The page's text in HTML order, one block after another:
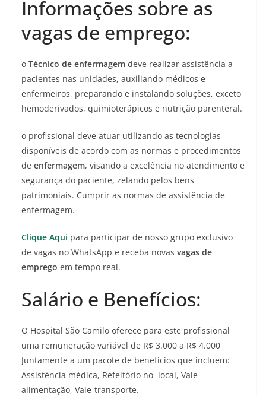
Informações sobre as
vagas de emprego:
o Técnico de enfermagem deve realizar assistência a
pacientes nas unidades, auxiliando médicos e
enfermeiros, preparando e instalando soluções, exceto
hemoderivados, quimioterápicos e nutrição parenteral.
o profissional deve atuar utilizando as tecnologias
disponíveis de acordo com as normas e procedimentos
de enfermagem, visando a excelência no atendimento e
segurança do paciente, zelando pelos bens
patrimoniais. Cumprir as normas de assistência de
enfermagem.
Clique Aqui para participar de nosso grupo exclusivo
de vagas no WhatsApp e receba novas vagas de
emprego em tempo real.
Salário e Benefícios:
O Hospital São Camilo oferece para este profissional
uma remuneração variável de R$ 3.000 a R$ 4.000
Juntamente a um pacote de benefícios que incluem:
Assistência médica, Refeitório no local, Vale-
alimentação, Vale-transporte.